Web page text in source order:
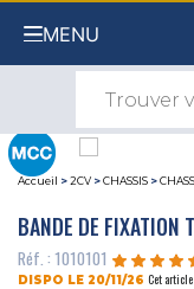
MENU
Accueil >2CV >CHASSIS >
BANDE DE FIXATION
Réf. : 1010101
DISPO LE 20/11/26 Cet article